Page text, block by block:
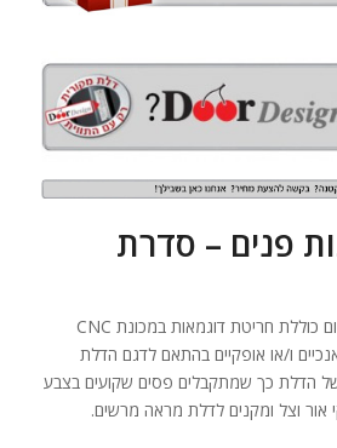
פנים – סדרת
דלתות פנים סדרת פרימיום כוללת חריטת דוגמאות במכונת CNC
ו/או אופקיים בהתאם לדגם הדלת
הדלת כך שמתקבלים פסים שקועים בצבע
וצל ומקנים לדלת מראה מרשים.